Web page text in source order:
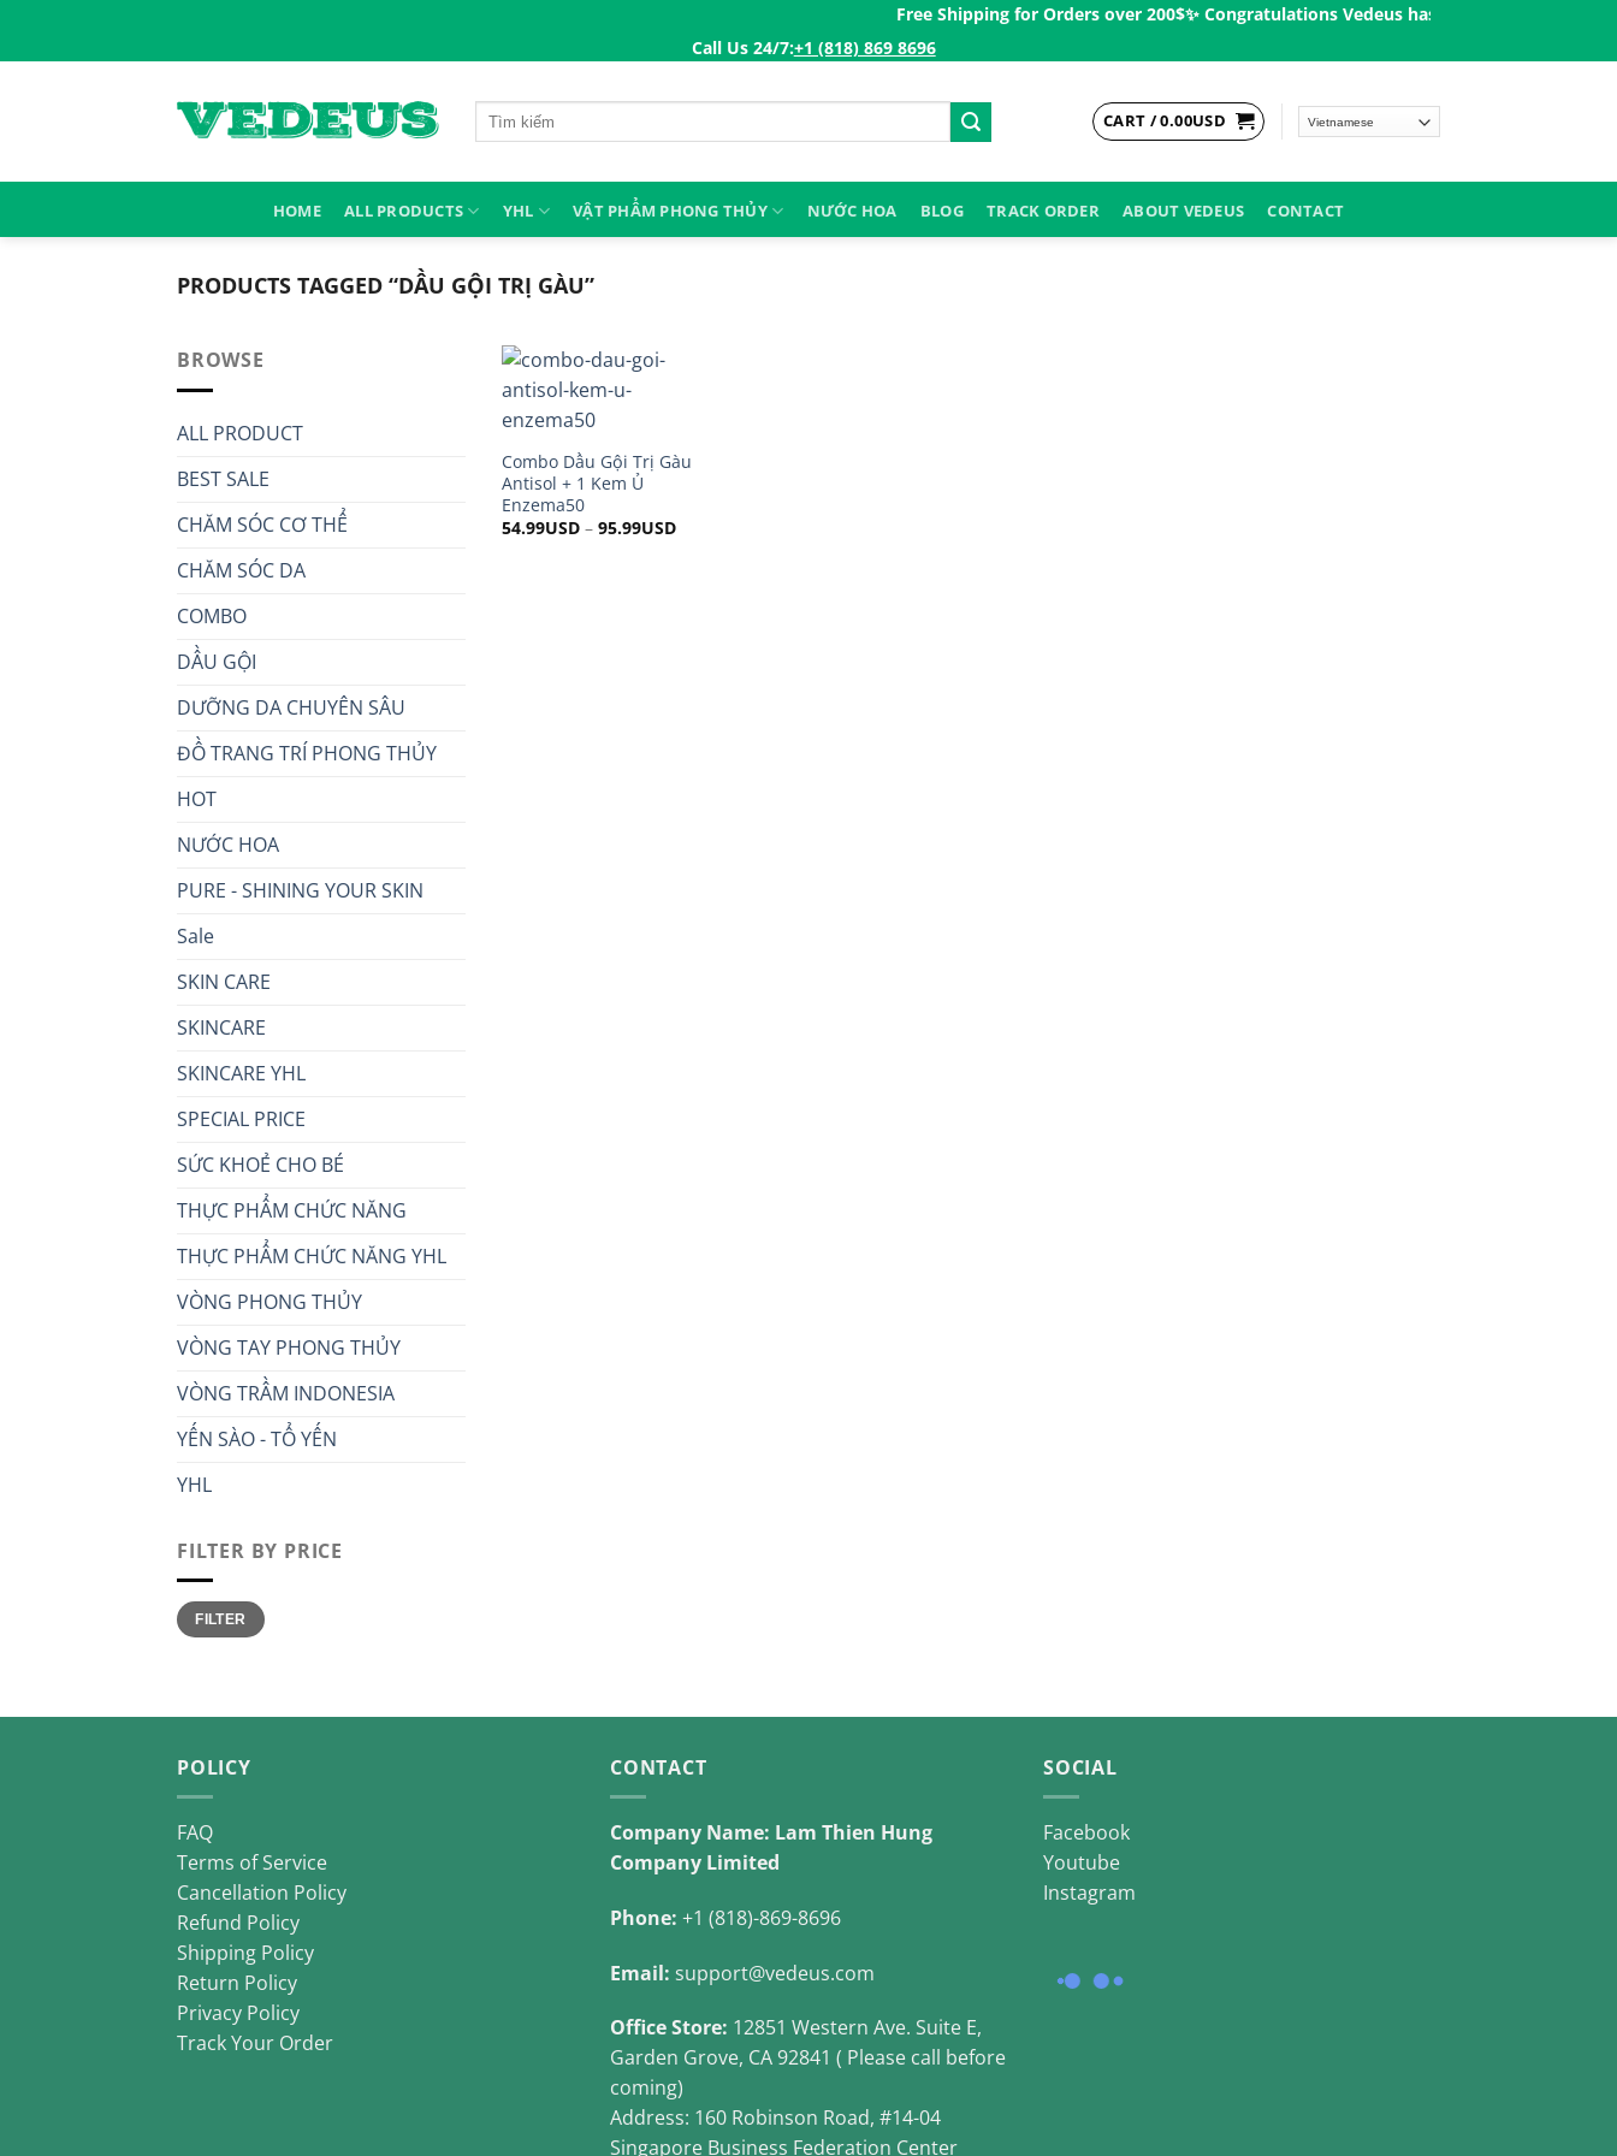
Free Shipping for Orders over 200$ㅤ✨ Congratulations Vedeus has been present in more
Call Us 24/7:ㅤ+1 (818) 869 8696
Search
for:
CART /0.00USD
HOME ALL PRODUCTS YHL VẬT PHẨM PHONG THỦY NƯỚC HOA BLOG TRACK ORDER ABOUT VEDEUS CONTACT
PRODUCTS TAGGED “DẦU GỘI TRỊ GÀU”
BROWSE
ALL PRODUCT
BEST SALE
CHĂM SÓC CƠ THỂ
CHĂM SÓC DA
COMBO
DẦU GỘI
DƯỠNG DA CHUYÊN SÂU
ĐỒ TRANG TRÍ PHONG THỦY
HOT
NƯỚC HOA
PURE - SHINING YOUR SKIN
Sale
SKIN CARE
SKINCARE
SKINCARE YHL
SPECIAL PRICE
SỨC KHOẺ CHO BÉ
THỰC PHẨM CHỨC NĂNG
THỰC PHẨM CHỨC NĂNG YHL
VÒNG PHONG THỦY
VÒNG TAY PHONG THỦY
VÒNG TRẦM INDONESIA
YẾN SÀO - TỔ YẾN
YHL
FILTER BY PRICE
Min
price
Max
priceFILTER
Combo Dầu Gội Trị Gàu
Antisol + 1 Kem Ủ
Enzema50
54.99USD– 95.99USD
POLICY
FAQ
Terms of Service
Cancellation Policy
Refund Policy
Shipping Policy
Return Policy
Privacy Policy
Track Your Order
CONTACT
Company Name: Lam Thien Hung
Company Limited
Phone: +1 (818)-869-8696
Email: support@vedeus.com
Office Store: 12851 Western Ave. Suite E,
Garden Grove, CA 92841 ( Please call before
coming)
Address: 160 Robinson Road, #14-04
Singapore Business Federation Center
SOCIAL
Facebook
Youtube
Instagram